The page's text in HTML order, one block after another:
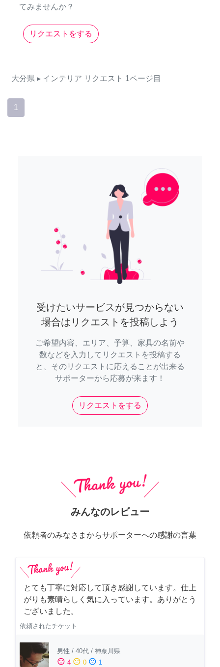
てみませんか？
リクエストをする
大分県 ▸ インテリア リクエスト 1ページ目
1
受けたいサービスが見つからない
場合はリクエストを投稿しよう
ご希望内容、エリア、予算、家具の名前や
数などを入力してリクエストを投稿する
と、そのリクエストに応えることが出来る
サポーターから応募が来ます！
リクエストをする
みんなのレビュー
依頼者のみなさまからサポーターへの感謝の言葉
とても丁寧に対応して頂き感謝しています。仕上
がりも素晴らしく気に入っています。ありがとう
ございました。
依頼されたチケット
男性 / 40代 / 神奈川県
sentiment_satisfied 4 sentiment_neutral 0 sentiment_dissatisfied 1